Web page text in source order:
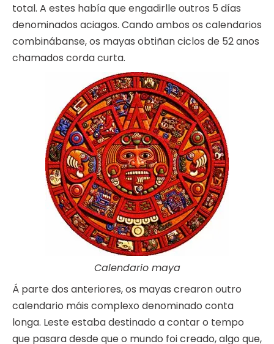
total. A estes había que engadirlle outros 5 días
denominados aciagos. Cando ambos os calendarios
combinábanse, os mayas obtiñan ciclos de 52 anos
chamados corda curta.
Calendario maya
Á parte dos anteriores, os mayas crearon outro
calendario máis complexo denominado conta
longa. Leste estaba destinado a contar o tempo
que pasara desde que o mundo foi creado, algo que,